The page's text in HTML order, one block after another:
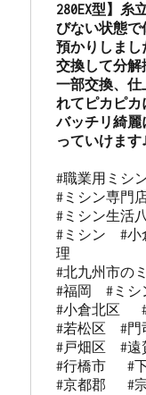
280EX型】糸
びない状態
預かりしまし
交換して分
一部交換、仕
れてピカピカ
バッチリ綺
っていけます
#職業用ミシ
#ミシン専門
#ミシン生活
#ミシン  #小
理
#北九州市の
#福岡  #ミ
#小倉北区
#若松区  #
#戸畑区  #
#行橋市   #
#京都郡   #